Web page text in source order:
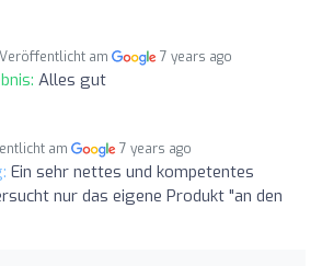
Veröffentlicht am 7 years ago
Alles gut
am 7 years ago
Ein sehr nettes und kompetentes
nur das eigene Produkt "an den